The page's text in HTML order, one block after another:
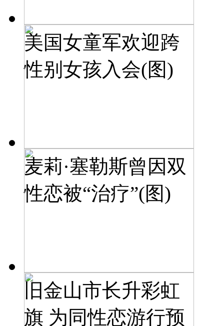
美国女童军欢迎跨
性别女孩入会(图)
麦莉·塞勒斯曾因双
性恋被“治疗”(图)
旧金山市长升彩虹
旗 为同性恋游行预